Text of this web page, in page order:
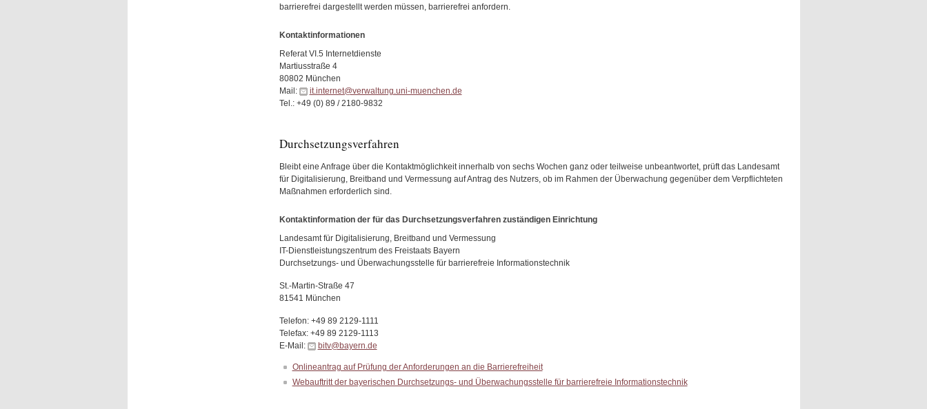
barrierefrei dargestellt werden müssen, barrierefrei anfordern.
Kontaktinformationen
Referat VI.5 Internetdienste
Martiusstraße 4
80802 München
Mail:
it.internet@verwaltung.uni-muenchen.de
Tel.: +49 (0) 89 / 2180-9832
Durchsetzungsverfahren
Bleibt eine Anfrage über die Kontaktmöglichkeit innerhalb von sechs Wochen ganz oder teilweise unbeantwortet, prüft das Landesamt
für Digitalisierung, Breitband und Vermessung auf Antrag des Nutzers, ob im Rahmen der Überwachung gegenüber dem Verpflichteten
Maßnahmen erforderlich sind.
Kontaktinformation der für das Durchsetzungsverfahren zuständigen Einrichtung
Landesamt für Digitalisierung, Breitband und Vermessung
IT-Dienstleistungszentrum des Freistaats Bayern
Durchsetzungs- und Überwachungsstelle für barrierefreie Informationstechnik
St.-Martin-Straße 47
81541 München
Telefon: +49 89 2129-1111
Telefax: +49 89 2129-1113
E-Mail:
bitv@bayern.de
Onlineantrag auf Prüfung der Anforderungen an die Barrierefreiheit
Webauftritt der bayerischen Durchsetzungs- und Überwachungsstelle für barrierefreie Informationstechnik